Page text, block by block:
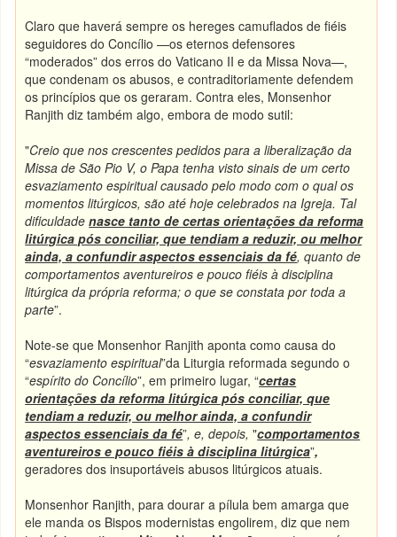
Claro que haverá sempre os hereges camuflados de fiéis
seguidores do Concílio —os eternos defensores
“moderados” dos erros do Vaticano II e da Missa Nova—,
que condenam os abusos, e contraditoriamente defendem
os princípios que os geraram. Contra eles, Monsenhor
Ranjith diz também algo, embora de modo sutil:
"Creio que nos crescentes pedidos para a liberalização da
Missa de São Pio V, o Papa tenha visto sinais de um certo
esvaziamento espiritual causado pelo modo com o qual os
momentos litúrgicos, são até hoje celebrados na Igreja. Tal
dificuldadenasce tanto de certas orientações da reforma
litúrgica pós conciliar, que tendiam a reduzir, ou melhor
ainda, a confundir aspectos essenciais da fé, quanto de
comportamentos aventureiros e pouco fiéis à disciplina
litúrgica da própria reforma; o que se constata por toda a
parte”.
Note-se que Monsenhor Ranjith aponta como causa do
“esvaziamento espiritual”da Liturgia reformada segundo o
“espírito do Concílio”, em primeiro lugar, “certas
orientações da reforma litúrgica pós conciliar, que
tendiam a reduzir, ou melhor ainda, a confundir
aspectos essenciais da fé”, e, depois,"comportamentos
aventureiros e pouco fiéis à disciplina litúrgica”,
geradores dos insuportáveis abusos litúrgicos atuais.
Monsenhor Ranjith, para dourar a pílula bem amarga que
ele manda os Bispos modernistas engolirem, diz que nem